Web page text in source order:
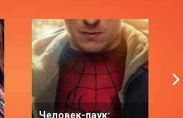
Человек-паук: